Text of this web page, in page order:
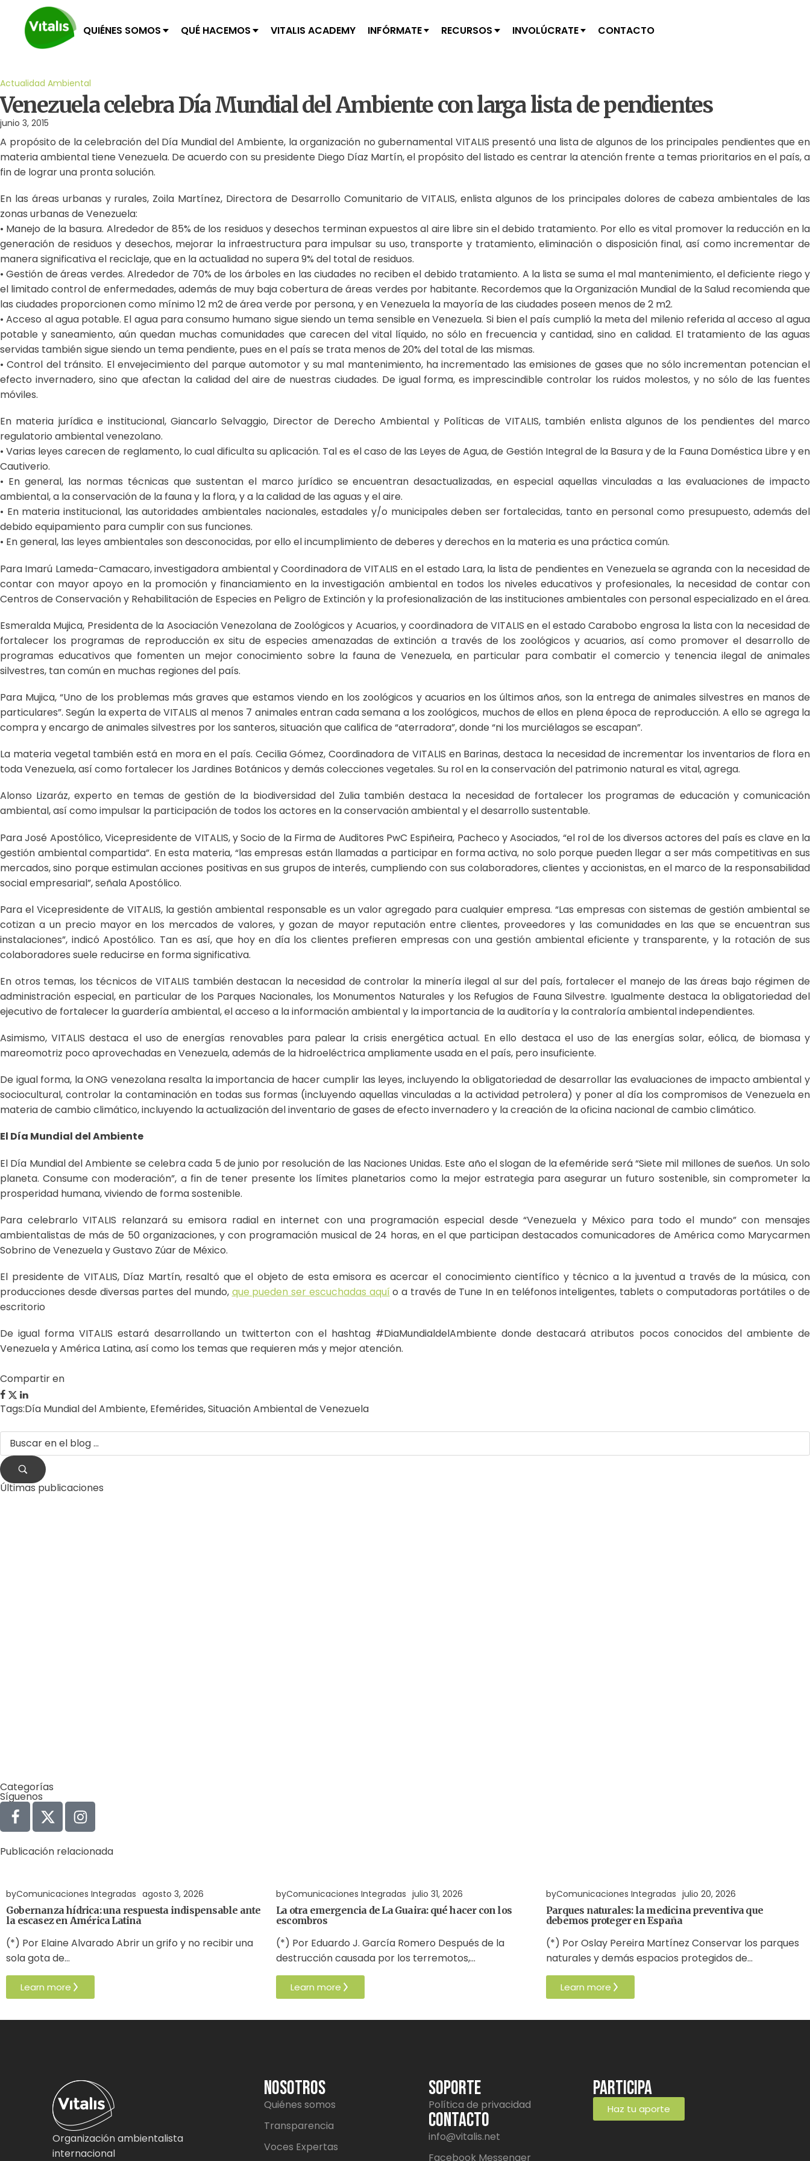
QUIÉNES SOMOS QUÉ HACEMOS VITALIS ACADEMY INFÓRMATE RECURSOS INVOLÚCRATE CONTACTO
Actualidad Ambiental
Venezuela celebra Día Mundial del Ambiente con larga lista de pendientes
junio 3, 2015
A propósito de la celebración del Día Mundial del Ambiente, la organización no gubernamental VITALIS presentó una lista de algunos de los principales pendientes que en
materia ambiental tiene Venezuela. De acuerdo con su presidente Diego Díaz Martín, el propósito del listado es centrar la atención frente a temas prioritarios en el país, a
fin de lograr una pronta solución.
En las áreas urbanas y rurales, Zoila Martínez, Directora de Desarrollo Comunitario de VITALIS, enlista algunos de los principales dolores de cabeza ambientales de las
zonas urbanas de Venezuela:
• Manejo de la basura. Alrededor de 85% de los residuos y desechos terminan expuestos al aire libre sin el debido tratamiento. Por ello es vital promover la reducción en la
generación de residuos y desechos, mejorar la infraestructura para impulsar su uso, transporte y tratamiento, eliminación o disposición final, así como incrementar de
manera significativa el reciclaje, que en la actualidad no supera 9% del total de residuos.
• Gestión de áreas verdes. Alrededor de 70% de los árboles en las ciudades no reciben el debido tratamiento. A la lista se suma el mal mantenimiento, el deficiente riego y
el limitado control de enfermedades, además de muy baja cobertura de áreas verdes por habitante. Recordemos que la Organización Mundial de la Salud recomienda que
las ciudades proporcionen como mínimo 12 m2 de área verde por persona, y en Venezuela la mayoría de las ciudades poseen menos de 2 m2.
• Acceso al agua potable. El agua para consumo humano sigue siendo un tema sensible en Venezuela. Si bien el país cumplió la meta del milenio referida al acceso al agua
potable y saneamiento, aún quedan muchas comunidades que carecen del vital líquido, no sólo en frecuencia y cantidad, sino en calidad. El tratamiento de las aguas
servidas también sigue siendo un tema pendiente, pues en el país se trata menos de 20% del total de las mismas.
• Control del tránsito. El envejecimiento del parque automotor y su mal mantenimiento, ha incrementado las emisiones de gases que no sólo incrementan potencian el
efecto invernadero, sino que afectan la calidad del aire de nuestras ciudades. De igual forma, es imprescindible controlar los ruidos molestos, y no sólo de las fuentes
móviles.
En materia jurídica e institucional, Giancarlo Selvaggio, Director de Derecho Ambiental y Políticas de VITALIS, también enlista algunos de los pendientes del marco
regulatorio ambiental venezolano.
• Varias leyes carecen de reglamento, lo cual dificulta su aplicación. Tal es el caso de las Leyes de Agua, de Gestión Integral de la Basura y de la Fauna Doméstica Libre y en
Cautiverio.
• En general, las normas técnicas que sustentan el marco jurídico se encuentran desactualizadas, en especial aquellas vinculadas a las evaluaciones de impacto
ambiental, a la conservación de la fauna y la flora, y a la calidad de las aguas y el aire.
• En materia institucional, las autoridades ambientales nacionales, estadales y/o municipales deben ser fortalecidas, tanto en personal como presupuesto, además del
debido equipamiento para cumplir con sus funciones.
• En general, las leyes ambientales son desconocidas, por ello el incumplimiento de deberes y derechos en la materia es una práctica común.
Para Imarú Lameda-Camacaro, investigadora ambiental y Coordinadora de VITALIS en el estado Lara, la lista de pendientes en Venezuela se agranda con la necesidad de
contar con mayor apoyo en la promoción y financiamiento en la investigación ambiental en todos los niveles educativos y profesionales, la necesidad de contar con
Centros de Conservación y Rehabilitación de Especies en Peligro de Extinción y la profesionalización de las instituciones ambientales con personal especializado en el área.
Esmeralda Mujica, Presidenta de la Asociación Venezolana de Zoológicos y Acuarios, y coordinadora de VITALIS en el estado Carabobo engrosa la lista con la necesidad de
fortalecer los programas de reproducción ex situ de especies amenazadas de extinción a través de los zoológicos y acuarios, así como promover el desarrollo de
programas educativos que fomenten un mejor conocimiento sobre la fauna de Venezuela, en particular para combatir el comercio y tenencia ilegal de animales
silvestres, tan común en muchas regiones del país.
Para Mujica, “Uno de los problemas más graves que estamos viendo en los zoológicos y acuarios en los últimos años, son la entrega de animales silvestres en manos de
particulares”. Según la experta de VITALIS al menos 7 animales entran cada semana a los zoológicos, muchos de ellos en plena época de reproducción. A ello se agrega la
compra y encargo de animales silvestres por los santeros, situación que califica de “aterradora”, donde “ni los murciélagos se escapan”.
La materia vegetal también está en mora en el país. Cecilia Gómez, Coordinadora de VITALIS en Barinas, destaca la necesidad de incrementar los inventarios de flora en
toda Venezuela, así como fortalecer los Jardines Botánicos y demás colecciones vegetales. Su rol en la conservación del patrimonio natural es vital, agrega.
Alonso Lizaráz, experto en temas de gestión de la biodiversidad del Zulia también destaca la necesidad de fortalecer los programas de educación y comunicación
ambiental, así como impulsar la participación de todos los actores en la conservación ambiental y el desarrollo sustentable.
Para José Apostólico, Vicepresidente de VITALIS, y Socio de la Firma de Auditores PwC Espiñeira, Pacheco y Asociados, “el rol de los diversos actores del país es clave en la
gestión ambiental compartida”. En esta materia, “las empresas están llamadas a participar en forma activa, no solo porque pueden llegar a ser más competitivas en sus
mercados, sino porque estimulan acciones positivas en sus grupos de interés, cumpliendo con sus colaboradores, clientes y accionistas, en el marco de la responsabilidad
social empresarial”, señala Apostólico.
Para el Vicepresidente de VITALIS, la gestión ambiental responsable es un valor agregado para cualquier empresa. “Las empresas con sistemas de gestión ambiental se
cotizan a un precio mayor en los mercados de valores, y gozan de mayor reputación entre clientes, proveedores y las comunidades en las que se encuentran sus
instalaciones”, indicó Apostólico. Tan es así, que hoy en día los clientes prefieren empresas con una gestión ambiental eficiente y transparente, y la rotación de sus
colaboradores suele reducirse en forma significativa.
En otros temas, los técnicos de VITALIS también destacan la necesidad de controlar la minería ilegal al sur del país, fortalecer el manejo de las áreas bajo régimen de
administración especial, en particular de los Parques Nacionales, los Monumentos Naturales y los Refugios de Fauna Silvestre. Igualmente destaca la obligatoriedad del
ejecutivo de fortalecer la guardería ambiental, el acceso a la información ambiental y la importancia de la auditoría y la contraloría ambiental independientes.
Asimismo, VITALIS destaca el uso de energías renovables para palear la crisis energética actual. En ello destaca el uso de las energías solar, eólica, de biomasa y
mareomotriz poco aprovechadas en Venezuela, además de la hidroeléctrica ampliamente usada en el país, pero insuficiente.
De igual forma, la ONG venezolana resalta la importancia de hacer cumplir las leyes, incluyendo la obligatoriedad de desarrollar las evaluaciones de impacto ambiental y
sociocultural, controlar la contaminación en todas sus formas (incluyendo aquellas vinculadas a la actividad petrolera) y poner al día los compromisos de Venezuela en
materia de cambio climático, incluyendo la actualización del inventario de gases de efecto invernadero y la creación de la oficina nacional de cambio climático.
El Día Mundial del Ambiente
El Día Mundial del Ambiente se celebra cada 5 de junio por resolución de las Naciones Unidas. Este año el slogan de la efeméride será “Siete mil millones de sueños. Un solo
planeta. Consume con moderación”, a fin de tener presente los límites planetarios como la mejor estrategia para asegurar un futuro sostenible, sin comprometer la
prosperidad humana, viviendo de forma sostenible.
Para celebrarlo VITALIS relanzará su emisora radial en internet con una programación especial desde “Venezuela y México para todo el mundo” con mensajes
ambientalistas de más de 50 organizaciones, y con programación musical de 24 horas, en el que participan destacados comunicadores de América como Marycarmen
Sobrino de Venezuela y Gustavo Zúar de México.
El presidente de VITALIS, Díaz Martín, resaltó que el objeto de esta emisora es acercar el conocimiento científico y técnico a la juventud a través de la música, con
producciones desde diversas partes del mundo, que pueden ser escuchadas aquí o a través de Tune In en teléfonos inteligentes, tablets o computadoras portátiles o de
escritorio
De igual forma VITALIS estará desarrollando un twitterton con el hashtag #DiaMundialdelAmbiente donde destacará atributos pocos conocidos del ambiente de
Venezuela y América Latina, así como los temas que requieren más y mejor atención.
Compartir en
Tags:Día Mundial del Ambiente, Efemérides,Situación Ambiental de Venezuela
Últimas publicaciones
Categorías
Síguenos
Publicación relacionada
byComunicaciones Integradas agosto 3, 2026
Gobernanza hídrica: una respuesta indispensable ante
la escasez en América Latina
(*) Por Elaine Alvarado Abrir un grifo y no recibir una
sola gota de…
Learn more
byComunicaciones Integradas julio 31, 2026
La otra emergencia de La Guaira: qué hacer con los
escombros
(*) Por Eduardo J. García Romero Después de la
destrucción causada por los terremotos,…
Learn more
byComunicaciones Integradas julio 20, 2026
Parques naturales: la medicina preventiva que
debemos proteger en España
(*) Por Oslay Pereira Martínez Conservar los parques
naturales y demás espacios protegidos de…
Learn more
Organización ambientalista
internacional
NOSOTROS
Quiénes somos
Transparencia
Voces Expertas
SOPORTE
Política de privacidad
CONTACTO
info@vitalis.net
Facebook Messenger
Participa
Haz tu aporte